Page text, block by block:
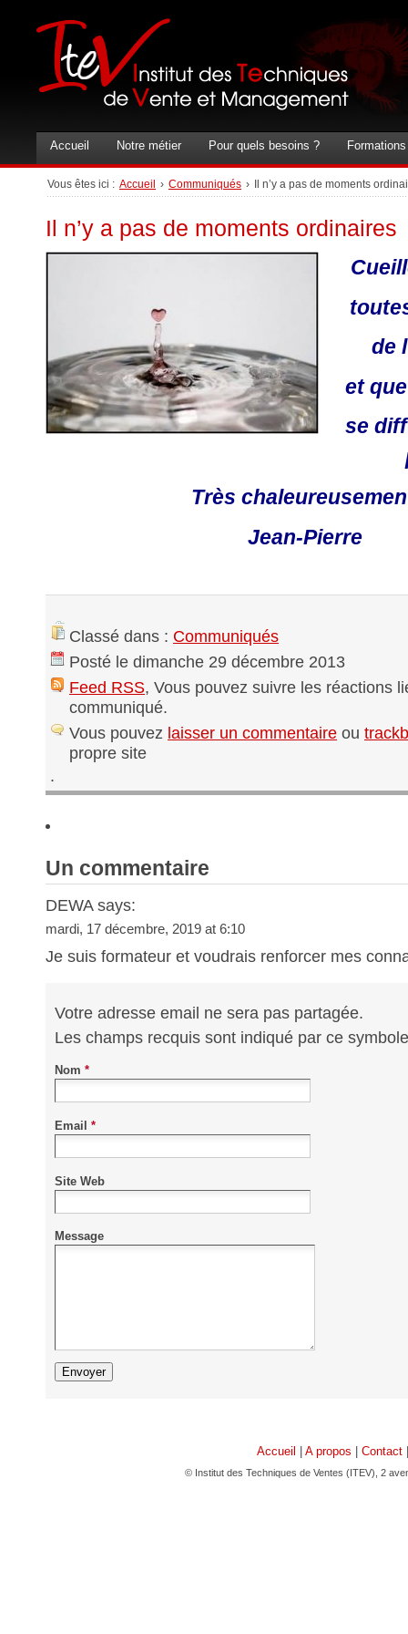
Accueil Notre métier Pour quels besoins ? Formations
Vous êtes ici : Accueil › Communiqués › Il n’y a pas de moments
Il n’y a pas de moments ordinaires
de
et
se
Très
Jean-Pierre
Classé dans : Communiqués
Posté le dimanche 29 décembre 2013
Feed RSS, Vous pouvez suivre les réactions
communiqué.
Vous pouvez laisser un commentaire ou
propre site
.
Un commentaire
DEWA says:
mardi, 17 décembre, 2019 at 6:10
Je suis formateur et voudrais renforcer mes
Votre adresse email ne sera pas partagée.
Les champs recquis sont indiqué par ce
Nom *
Email *
Site Web
Message
Accueil A propos Contact
© Institut des Techniques de Ventes (ITEV), 2